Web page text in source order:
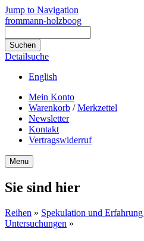
Jump to Navigation
frommann-holzboog
Detailsuche
English
Mein Konto
Warenkorb /Merkzettel
Newsletter
Kontakt
Vertragswiderruf
Menu
Sie sind hier
Reihen » Spekulation und Erfahrung
Untersuchungen »